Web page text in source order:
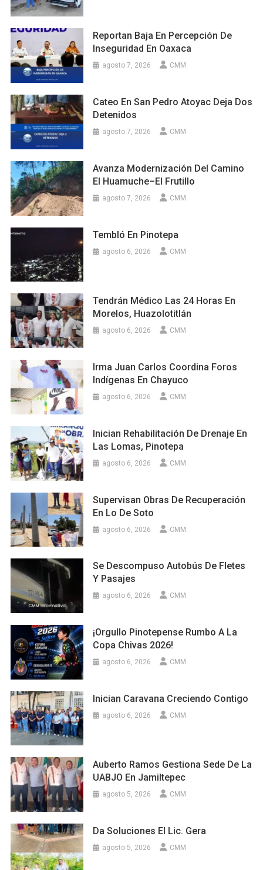
Reportan Baja En Percepción De
Inseguridad En Oaxaca
agosto 7, 2026 CMM
Cateo En San Pedro Atoyac Deja Dos
Detenidos
agosto 7, 2026 CMM
Avanza Modernización Del Camino
El Huamuche–El Frutillo
agosto 7, 2026 CMM
Tembló En Pinotepa
agosto 6, 2026 CMM
Tendrán Médico Las 24 Horas En
Morelos, Huazolotitlán
agosto 6, 2026 CMM
Irma Juan Carlos Coordina Foros
Indígenas En Chayuco
agosto 6, 2026 CMM
Inician Rehabilitación De Drenaje En
Las Lomas, Pinotepa
agosto 6, 2026 CMM
Supervisan Obras De Recuperación
En Lo De Soto
agosto 6, 2026 CMM
Se Descompuso Autobús De Fletes
Y Pasajes
agosto 6, 2026 CMM
¡Orgullo Pinotepense Rumbo A La
Copa Chivas 2026!
agosto 6, 2026 CMM
Inician Caravana Creciendo Contigo
agosto 6, 2026 CMM
Auberto Ramos Gestiona Sede De La
UABJO En Jamiltepec
agosto 5, 2026 CMM
Da Soluciones El Lic. Gera
agosto 5, 2026 CMM